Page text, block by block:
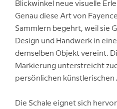
Blickwinkel neue visuelle
Genau diese Art von
Sammlern begehrt, weil sie
Design und Handwerk in
demselben Objekt vereint.
Markierung unterstreicht
persönlichen künstlerischen
Die Schale eignet sich